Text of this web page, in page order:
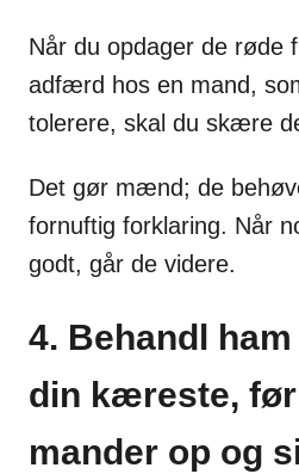
Når du opdager de røde
adfærd hos en mand,
tolerere, skal du skære
Det gør mænd; de
fornuftig forklaring. Når
godt, går de videre.
4. Behandl
din kæreste,
mander op og